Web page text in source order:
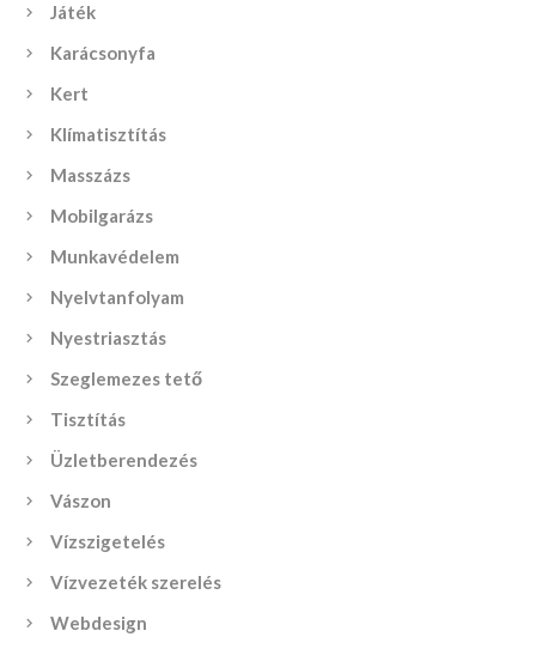
Játék
Karácsonyfa
Kert
Klímatisztítás
Masszázs
Mobilgarázs
Munkavédelem
Nyelvtanfolyam
Nyestriasztás
Szeglemezes tető
Tisztítás
Üzletberendezés
Vászon
Vízszigetelés
Vízvezeték szerelés
Webdesign